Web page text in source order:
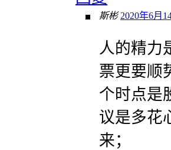
斯彬 2020年6月
人的精力
票更要顺
个时点是
议是多花
来；